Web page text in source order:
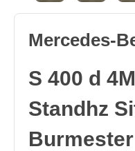
Mercedes-
S 400 d
Standhz
Burmester